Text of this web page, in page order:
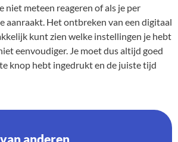
niet meteen reageren of als je per
aanraakt. Het ontbreken van een digitaal
kunt zien welke instellingen je hebt
eenvoudiger. Je moet dus altijd goed
knop hebt ingedrukt en de juiste tijd
anderen